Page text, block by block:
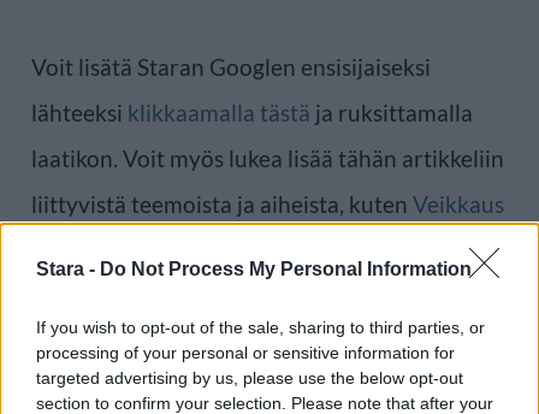
Stara - Do Not Process My Personal Information
If you wish to opt-out of the sale, sharing to third parties, or
processing of your personal or sensitive information for
targeted advertising by us, please use the below opt-out
section to confirm your selection. Please note that after your
Voit lisätä Staran Googlen ensisijaiseksi
lähteeksi klikkaamalla tästä ja ruksittamalla
laatikon. Voit myös lukea lisää tähän artikkeliin
liittyvistä teemoista ja aiheista, kuten Veikkaus
-
Ilmoita virheestä· Tietoa meistä Toimitusperiaatteet